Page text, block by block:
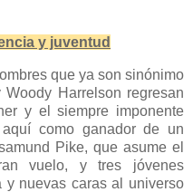
y juventud
que ya son sinónimo
Harrelson regresan
y el siempre imponente
aquí como ganador de un
Pike, que asume el
vuelo, y tres jóvenes
y nuevas caras al universo